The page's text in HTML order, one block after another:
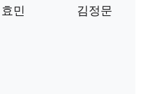
효민 김정문